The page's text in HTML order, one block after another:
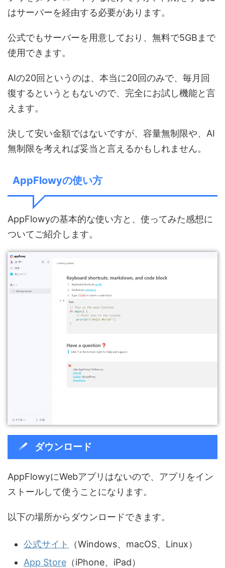
はサーバーを経由する必要があります。
公式でもサーバーを用意しており、無料で5GBまで
使用できます。
AIの20回というのは、本当に20回のみで、毎月回
復するというともないので、完全にお試し機能と言
えます。
決して安い金額ではないですが、容量無制限や、AI
無制限を考えれば妥当と言えるかもしれません。
AppFlowyの使い方
AppFlowyの基本的な使い方と、使ってみた感想に
ついてご紹介します。
ダウンロード
AppFlowyにWebアプリはないので、アプリをイン
ストールして使うことになります。
以下の場所からダウンロードできます。
公式サイト
（Windows、macOS、Linux）
App Store （iPhone、iPad）